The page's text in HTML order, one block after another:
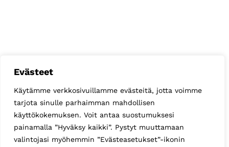
Evästeet
Käytämme verkkosivuillamme evästeitä, jotta voimme
tarjota sinulle parhaimman mahdollisen
käyttökokemuksen. Voit antaa suostumuksesi
painamalla ”Hyväksy kaikki”. Pystyt muuttamaan
valintojasi myöhemmin ”Evästeasetukset”-ikonin